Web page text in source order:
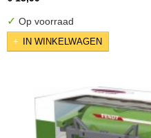
✓ Op voorraad
IN WINKELWAGEN